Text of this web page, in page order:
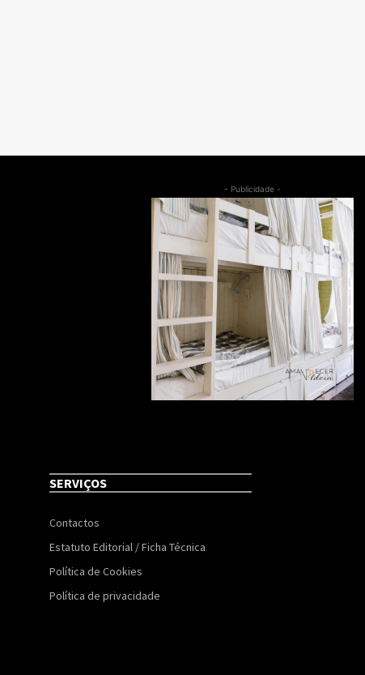
- Publicidade -
SERVIÇOS
Contactos
Estatuto Editorial / Ficha Técnica
Política de Cookies
Política de privacidade